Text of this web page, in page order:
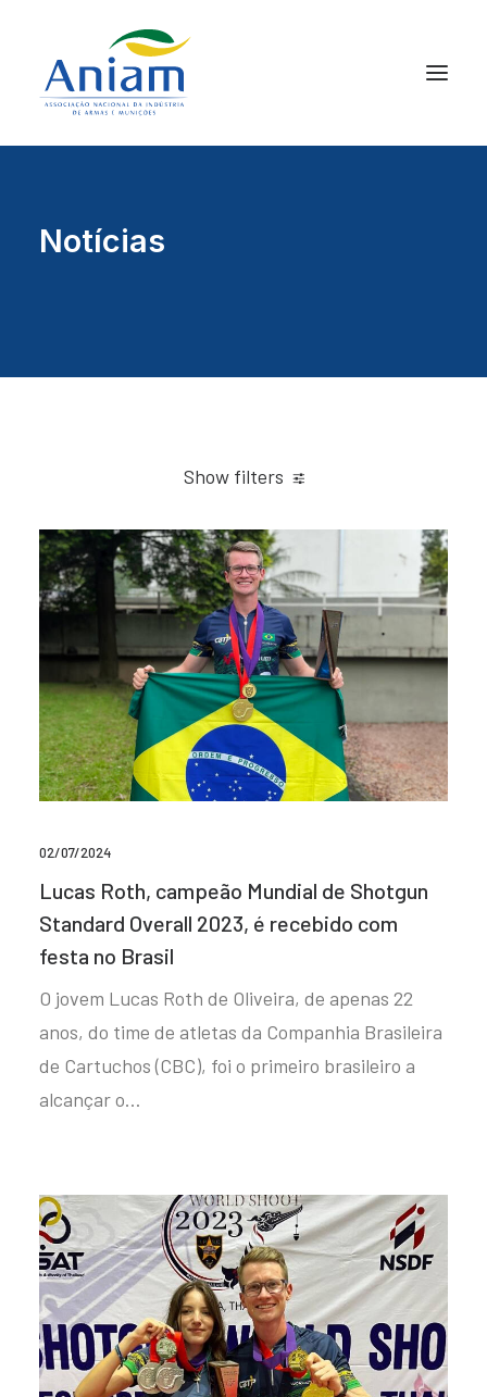
Notícias
Show filters
02/07/2024
Lucas Roth, campeão Mundial de Shotgun
Standard Overall 2023, é recebido com
festa no Brasil
O jovem Lucas Roth de Oliveira, de apenas 22
anos, do time de atletas da Companhia Brasileira
de Cartuchos (CBC), foi o primeiro brasileiro a
alcançar o…